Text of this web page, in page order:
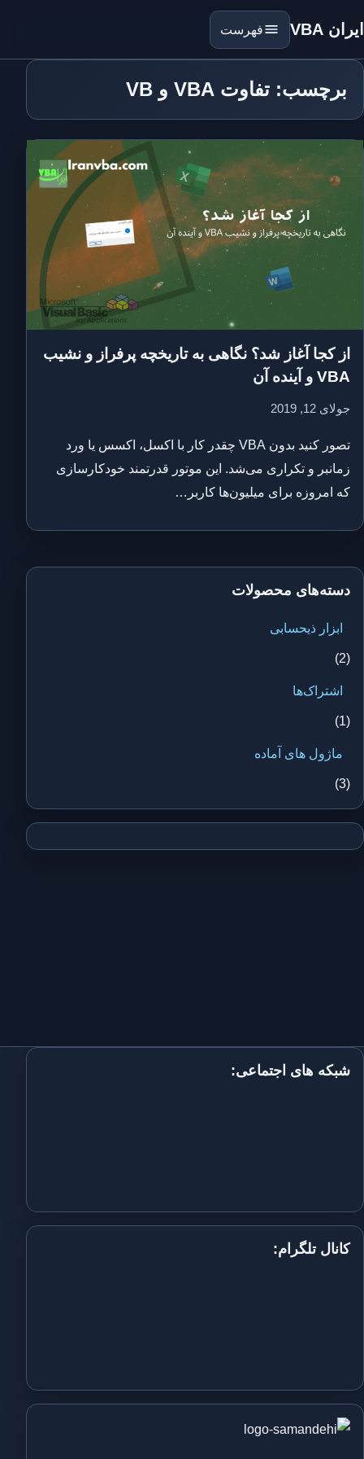
ایران VBA فهرست
برچسب: تفاوت VBA و VB
از کجا آغاز شد؟ نگاهی به تاریخچه پرفراز و نشیب
VBA و آینده آن
جولای 12, 2019
تصور کنید بدون VBA چقدر کار با اکسل، اکسس یا ورد
زمانبر و تکراری می‌شد. این موتور قدرتمند خودکارسازی
که امروزه برای میلیون‌ها کاربر…
دسته‌های محصولات
ابزار ذیحسابی
(2)
اشتراک‌ها
(1)
ماژول های آماده
(3)
شبکه های اجتماعی:
کانال تلگرام: